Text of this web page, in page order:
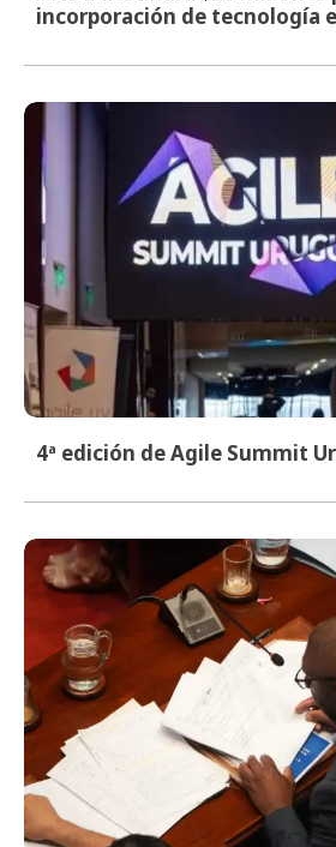
incorporación de tecnología
4ª edición de Agile Summit